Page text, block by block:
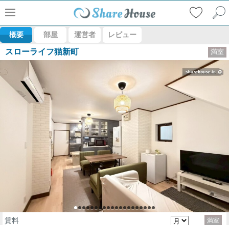
概要 部屋 運営者 レビュー
スローライフ猫新町 満室
賃料 満室